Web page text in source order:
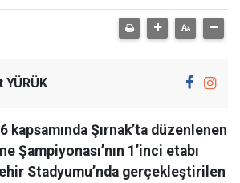
YÜRÜK
kapsamında Şırnak’ta düzenlenen
Şampiyonası’nın 1’inci etabı
Stadyumu’nda gerçekleştirilen